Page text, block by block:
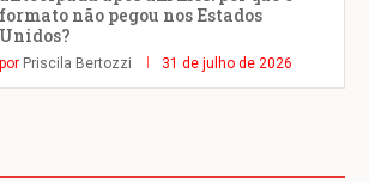
formato não pegou nos Estados
Unidos?
por Priscila Bertozzi 31 de julho de 2026